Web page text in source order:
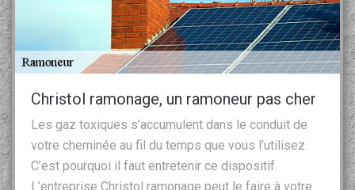
Christol ramonage, un ramoneur pas cher
Les gaz toxiques s’accumulent dans le conduit de
votre cheminée au fil du temps que vous l’utilisez.
C’est pourquoi il faut entretenir ce dispositif.
L’entreprise Christol ramonage peut le faire à votre